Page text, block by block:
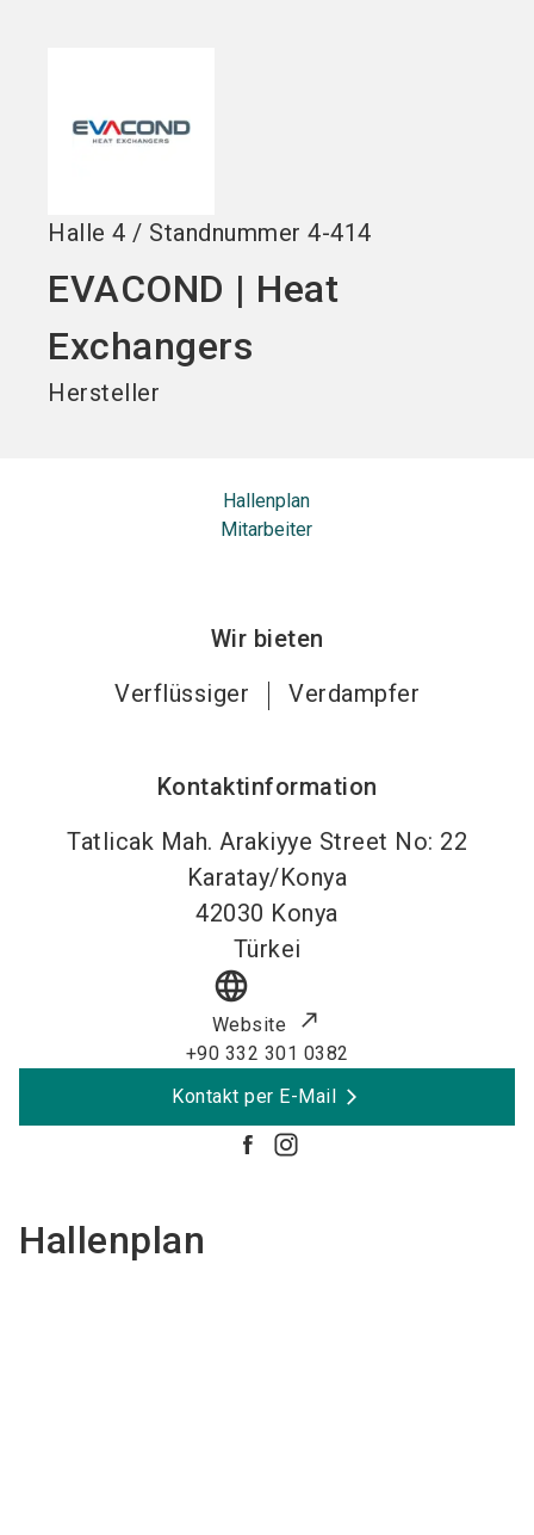
Halle 4 / Standnummer 4-414
EVACOND | Heat
Exchangers
Hersteller
Hallenplan
Mitarbeiter
Wir bieten
Verflüssiger
Verdampfer
Kontaktinformation
Tatlicak Mah. Arakiyye Street No: 22
Karatay/Konya
42030 Konya
Türkei
language
Website
+90 332 301 0382
Kontakt per E-Mail
Hallenplan